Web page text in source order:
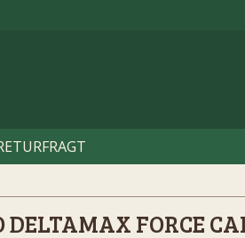
DELTAMAX FORCE